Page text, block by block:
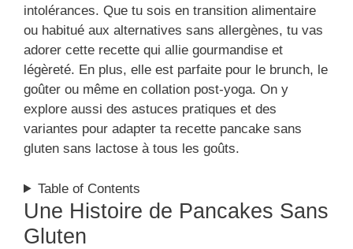
intolérances. Que tu sois en transition alimentaire
ou habitué aux alternatives sans allergènes, tu vas
adorer cette recette qui allie gourmandise et
légèreté. En plus, elle est parfaite pour le brunch, le
goûter ou même en collation post-yoga. On y
explore aussi des astuces pratiques et des
variantes pour adapter ta recette pancake sans
gluten sans lactose à tous les goûts.
Table of Contents
Une Histoire de Pancakes Sans
Gluten